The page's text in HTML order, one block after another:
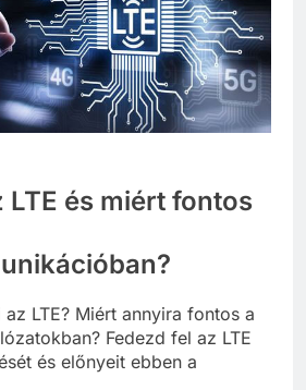
LTE és miért fontos
az LTE? Miért annyira fontos a
Fedezd fel az LTE
és előnyeit ebben a